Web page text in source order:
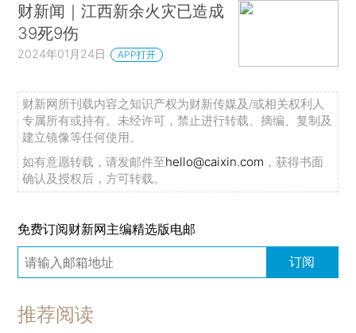
财新闻｜江西新余火灾已造成
39死9伤
2024年01月24日 APP打开
财新网所刊载内容之知识产权为财新传媒及/或相关权利人
专属所有或持有。未经许可，禁止进行转载、摘编、复制及
建立镜像等任何使用。
如有意愿转载，请发邮件至hello@caixin.com ，获得书面
确认及授权后，方可转载。
免费订阅财新网主编精选版电邮
订阅
推荐阅读